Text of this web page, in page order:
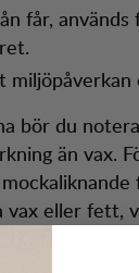
får,
miljöpåverkan
bör du
än vax.
eller fett,